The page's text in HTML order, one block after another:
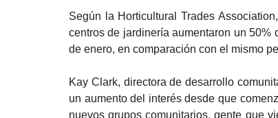
Según la Horticultural Trades
centros de jardinería aumentaron un
de enero, en comparación con el mismo
Kay Clark, directora de desarrollo
un aumento del interés desde que
nuevos grupos comunitarios, gente que